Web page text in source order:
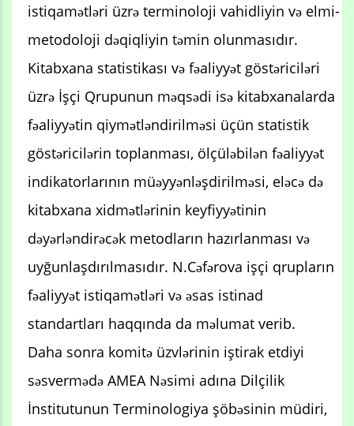
istiqamətləri üzrə terminoloji vahidliyin və elmi-
metodoloji dəqiqliyin təmin olunmasıdır.
Kitabxana statistikası və fəaliyyət göstəriciləri
üzrə İşçi Qrupunun məqsədi isə kitabxanalarda
fəaliyyətin qiymətləndirilməsi üçün statistik
göstəricilərin toplanması, ölçüləbilən fəaliyyət
indikatorlarının müəyyənləşdirilməsi, eləcə də
kitabxana xidmətlərinin keyfiyyətinin
dəyərləndirəcək metodların hazırlanması və
uyğunlaşdırılmasıdır. N.Cəfərova işçi qrupların
fəaliyyət istiqamətləri və əsas istinad
standartları haqqında da məlumat verib.
Daha sonra komitə üzvlərinin iştirak etdiyi
səsvermədə AMEA Nəsimi adına Dilçilik
İnstitutunun Terminologiya şöbəsinin müdiri,